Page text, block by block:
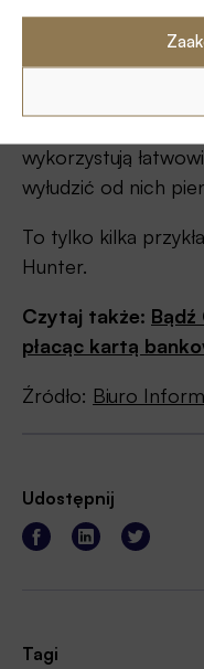
nauczą się m.in.,
produktów
bezpiecznie
wykorzystują
wyłudzić od nich
To tylko kilka
Hunter.
Czytaj także: Bądź
płacąc kartą
Źródło: Biuro
Udostępnij
Tagi